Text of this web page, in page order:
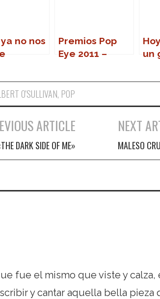
no nos
Premios Pop
Eye 2011 –
corazón
un
O'SULLIVAN, POP
ARTICLE
DARK SIDE OF ME»
NEXT
MALESO
fue el mismo que viste y
y cantar aquella bella pieza